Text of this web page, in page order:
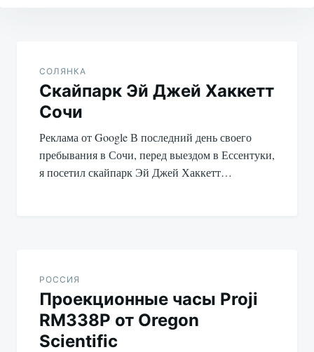
записям
СОЛЯНКА
Скайпарк Эй Джей Хаккетт
Сочи
Реклама от Google В последний день своего
пребывания в Сочи, перед выездом в Ессентуки,
я посетил скайпарк Эй Джей Хаккетт…
РОССИЯ
Проекционные часы Proji
RM338P от Oregon
Scientific